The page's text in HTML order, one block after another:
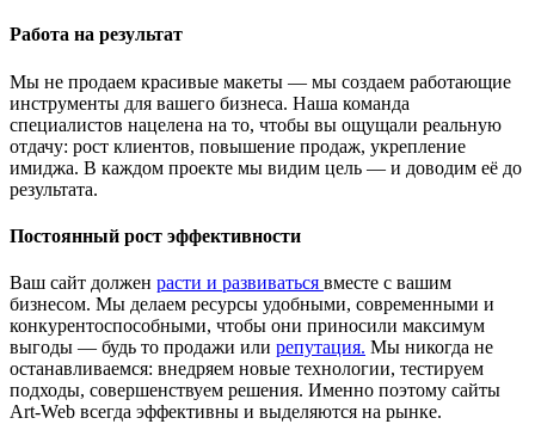
Работа на результат
Мы не продаем красивые макеты — мы создаем работающие
инструменты для вашего бизнеса. Наша команда
специалистов нацелена на то, чтобы вы ощущали реальную
отдачу: рост клиентов, повышение продаж, укрепление
имиджа. В каждом проекте мы видим цель — и доводим её до
результата.
Постоянный рост эффективности
Ваш сайт должен расти и развиваться вместе с вашим
бизнесом. Мы делаем ресурсы удобными, современными и
конкурентоспособными, чтобы они приносили максимум
выгоды — будь то продажи или репутация. Мы никогда не
останавливаемся: внедряем новые технологии, тестируем
подходы, совершенствуем решения. Именно поэтому сайты
Art-Web всегда эффективны и выделяются на рынке.